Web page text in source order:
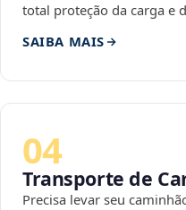
total proteção da carga e
SAIBA MAIS
04
Transporte de
Precisa levar seu